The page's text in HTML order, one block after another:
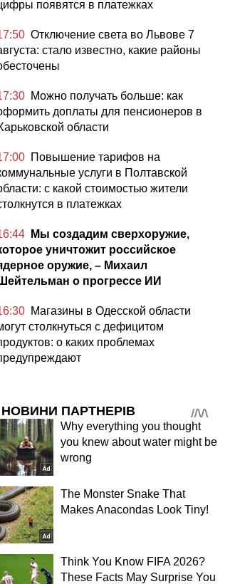
появятся в платежках
Отключение света во Львове 7
стало известно, какие районы
Можно получать больше: как
доплаты для пенсионеров в
области
Повышение тарифов на
услуги в Полтавской
с какой стоимостью жители
в платежках
Мы создадим сверхоружие,
уничтожит российское
оружие, – Михаил
о прогрессе ИИ
Магазины в Одесской области
столкнуться с дефицитом
о каких проблемах
НОВИНИ ПАРТНЕРІВ
Why everything you thought
you knew about water might be
wrong
The Monster Snake That
Makes Anacondas Look Tiny!
Think You Know FIFA 2026?
These Facts May Surprise You